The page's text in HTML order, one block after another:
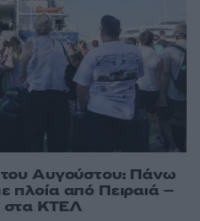
Αυγούστου: Πάνω
από Πειραιά –
στα ΚΤΕΛ